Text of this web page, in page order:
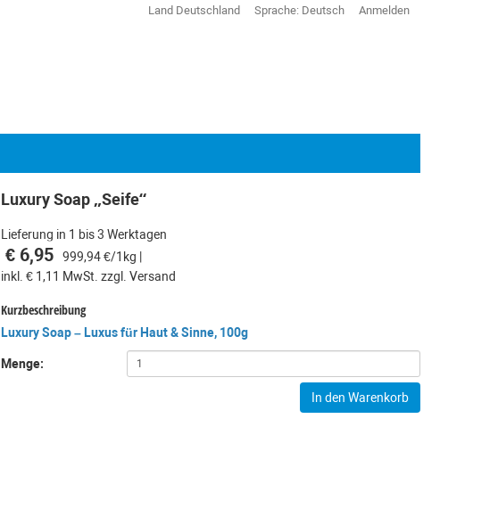
Land Deutschland Sprache: Deutsch Anmelden
Luxury Soap „Seife“
Lieferung in 1 bis 3 Werktagen
€ 6,95
999,94 €/1kg |
inkl. € 1,11 MwSt. zzgl. Versand
Kurzbeschreibung
Luxury Soap – Luxus für Haut & Sinne, 100g
Menge:
In den Warenkorb